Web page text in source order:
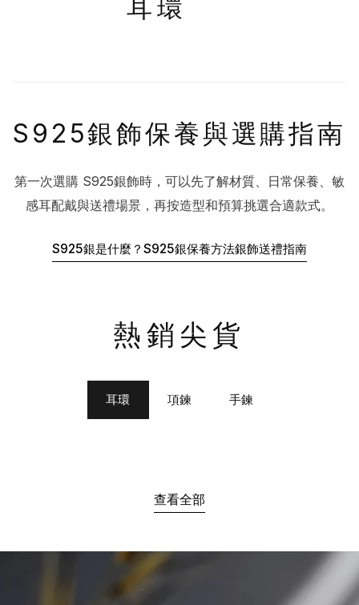
耳環
S925銀飾保養與選購指南
第一次選購 S925銀飾時，可以先了解材質、日常保養、敏
感耳配戴與送禮場景，再按造型和預算挑選合適款式。
S925銀是什麼？ S925銀保養方法銀飾送禮指南
熱銷尖貨
耳環 項鍊 手鍊
查看全部